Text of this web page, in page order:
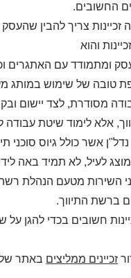
החשובים.
זכיינות צריך להבין
והוא
ומתמודד עם האתגרים
טובה של שימוש במותג
מסודרת, לצד יישום
אלא לימוד שיטת עבודה
אשר כולל גיוס סוכני
לעיל, לא תמיד באה
השירות מטעם הנהלת רשת
ברשת התיווך.
חשובים בכדי
זכיינים ממליצים באתר